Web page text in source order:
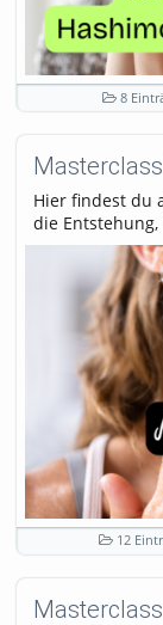
8
Hier findest du
die
seine
der Krankheit
12